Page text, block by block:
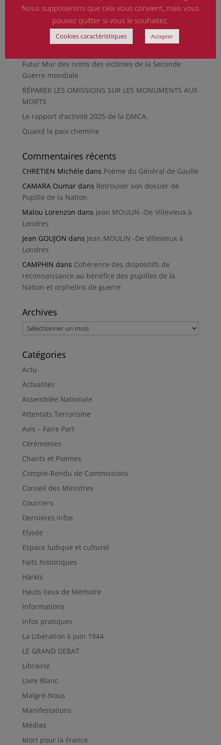
La revue « Entre les lignes » éditée par l’équipe du
musée de Besançon
HIROSHIMA
Futur Mur des noms des victimes de la Seconde
Guerre mondiale
RÉPARER LES OMISSIONS SUR LES MONUMENTS AUX
MORTS
Le rapport d’activité 2025 de la DMCA.
Quand la paix chemine
Commentaires récents
CHRETIEN Michèle dans Poème du Général de Gaulle
CAMARA Oumardans Retrouver son dossier de
Pupille de la Nation
Malou Lorenzon dans Jean MOULIN -De Villevieux à
Londres
Jean GOUJON dans Jean MOULIN -De Villevieux à
Londres
CAMPHIN dans Cohérence des dispositifs de
reconnaissance au bénéfice des pupilles de la
Nation et orphelins de guerre
Archives
Archives
Catégories
Actu
Actualités
Assemblée Nationale
Attentats Terrorisme
Avis – Faire Part
Cérémonies
Chants et Poèmes
Compte-Rendu de Commissions
Conseil des Ministres
Courriers
Dernières infos
Elysée
Espace ludique et culturel
Faits historiques
Harkis
Hauts lieux de Mémoire
Informations
Infos pratiques
La Libération 6 juin 1944
LE GRAND DEBAT
Librairie
Livre Blanc
Malgré-Nous
Manifestations
Médias
Mort pour la France
Nous supposerons que cela vous convient, mais vous
pouvez quitter si vous le souhaitez.
Cookies caractéristiques Accepter